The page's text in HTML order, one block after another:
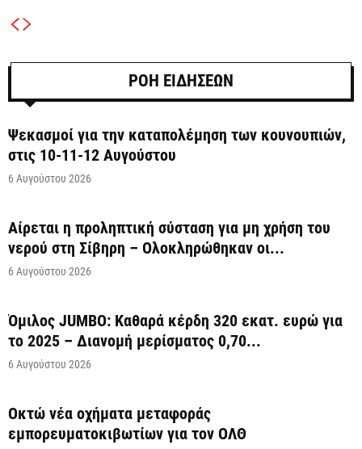
ΡΟΗ ΕΙΔΗΣΕΩΝ
Ψεκασμοί για την καταπολέμηση των κουνουπιών,
στις 10-11-12 Αυγούστου
6 Αυγούστου 2026
Αίρεται η προληπτική σύσταση για μη χρήση του
νερού στη Σίβηρη – Ολοκληρώθηκαν οι...
6 Αυγούστου 2026
Όμιλος JUMBO: Καθαρά κέρδη 320 εκατ. ευρώ για
το 2025 – Διανομή μερίσματος 0,70...
6 Αυγούστου 2026
Οκτώ νέα οχήματα μεταφοράς
εμπορευματοκιβωτίων για τον ΟΛΘ